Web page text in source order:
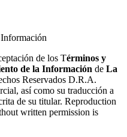
de los Términos y
de la Información de La
Reservados D.R.A.
así como su traducción a
de su titular. Reproduction
written permission is